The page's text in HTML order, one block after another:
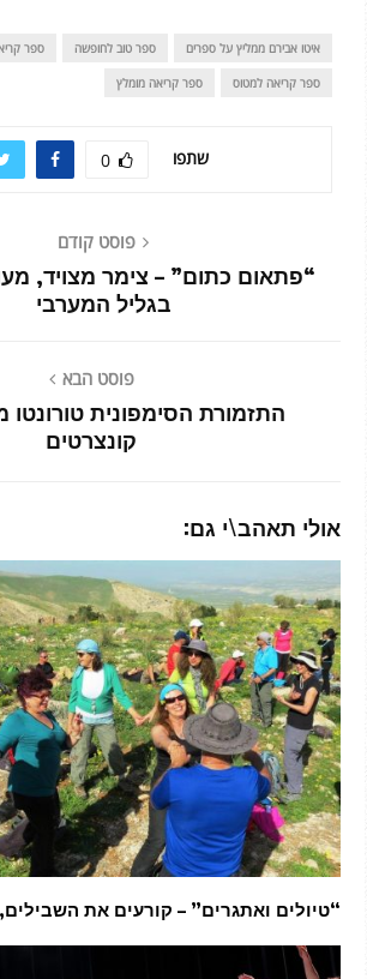
איטו אבירם ממליץ על ספרים ספר טוב לחופשה ספר
ספר קריאה למטוס ספר קריאה מומלץ
שתפו 0
פוסט קודם
“פתאום כתום” – צימר מצויד,
בגליל המערבי
פוסט הבא
התזמורת הסימפונית טורונטו
קונצרטים
אולי תאהב\י גם:
“טיולים ואתגרים” – קורעים את